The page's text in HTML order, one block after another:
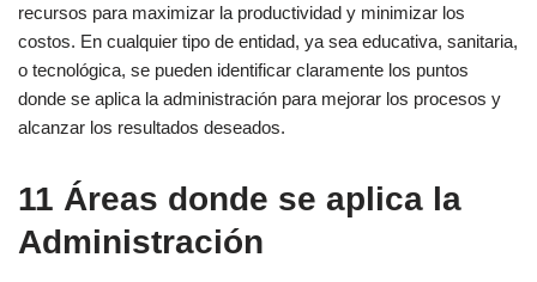
recursos para maximizar la productividad y minimizar los
costos. En cualquier tipo de entidad, ya sea educativa, sanitaria,
o tecnológica, se pueden identificar claramente los puntos
donde se aplica la administración para mejorar los procesos y
alcanzar los resultados deseados.
11 Áreas donde se aplica la
Administración